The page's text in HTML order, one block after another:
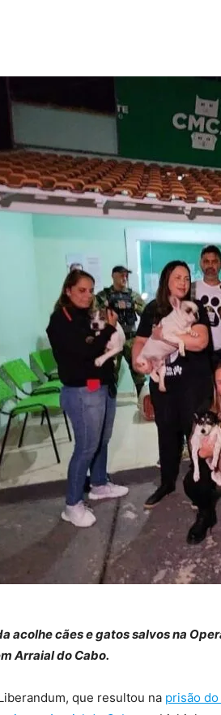
acolhe cães e gatos salvos na
Arraial do Cabo.
que resultou na prisão